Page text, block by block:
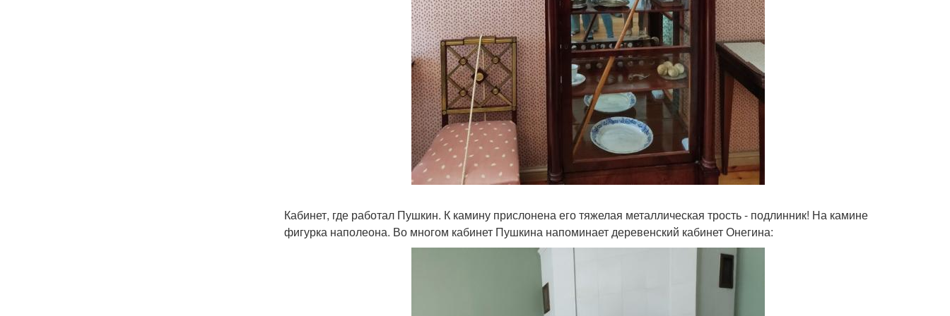
Кабинет, где работал Пушкин. К камину прислонена его тяжелая металлическая трость - подлинник! На камине
фигурка наполеона. Во многом кабинет Пушкина напоминает деревенский кабинет Онегина: